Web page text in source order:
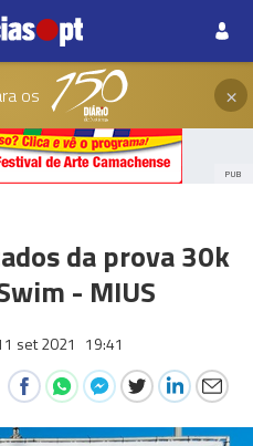
os ×
PUB
da prova 30k
- MIUS
set 2021 19:41